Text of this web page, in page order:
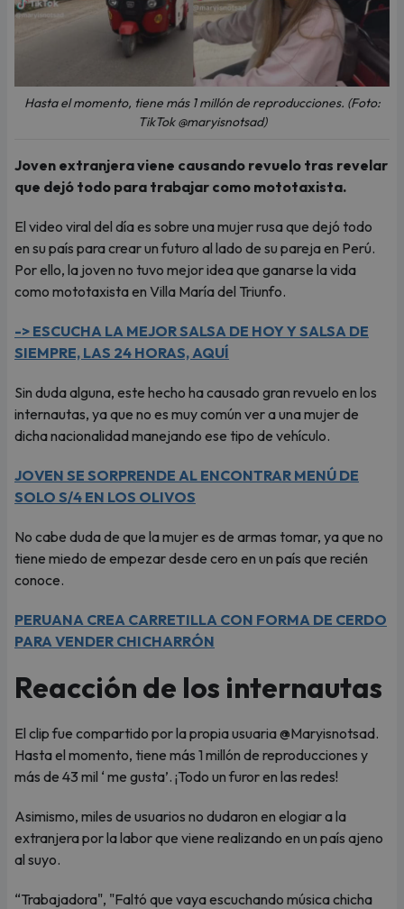
Hasta el momento, tiene más 1 millón de reproducciones. (Foto:
TikTok @maryisnotsad)
Joven extranjera viene causando revuelo tras revelar
que dejó todo para trabajar como mototaxista.
El video viral del día es sobre una mujer rusa que dejó todo
en su país para crear un futuro al lado de su pareja en Perú.
Por ello, la joven no tuvo mejor idea que ganarse la vida
como mototaxista en Villa María del Triunfo.
-> ESCUCHA LA MEJOR SALSA DE HOY Y SALSA DE
SIEMPRE, LAS 24 HORAS, AQUÍ
Sin duda alguna, este hecho ha causado gran revuelo en los
internautas, ya que no es muy común ver a una mujer de
dicha nacionalidad manejando ese tipo de vehículo.
JOVEN SE SORPRENDE AL ENCONTRAR MENÚ DE
SOLO S/4 EN LOS OLIVOS
No cabe duda de que la mujer es de armas tomar, ya que no
tiene miedo de empezar desde cero en un país que recién
conoce.
PERUANA CREA CARRETILLA CON FORMA DE CERDO
PARA VENDER CHICHARRÓN
Reacción de los internautas
El clip fue compartido por la propia usuaria @Maryisnotsad.
Hasta el momento, tiene más 1 millón de reproducciones y
más de 43 mil ‘ me gusta’. ¡Todo un furor en las redes!
Asimismo, miles de usuarios no dudaron en elogiar a la
extranjera por la labor que viene realizando en un país ajeno
al suyo.
“Trabajadora", "Faltó que vaya escuchando música chicha